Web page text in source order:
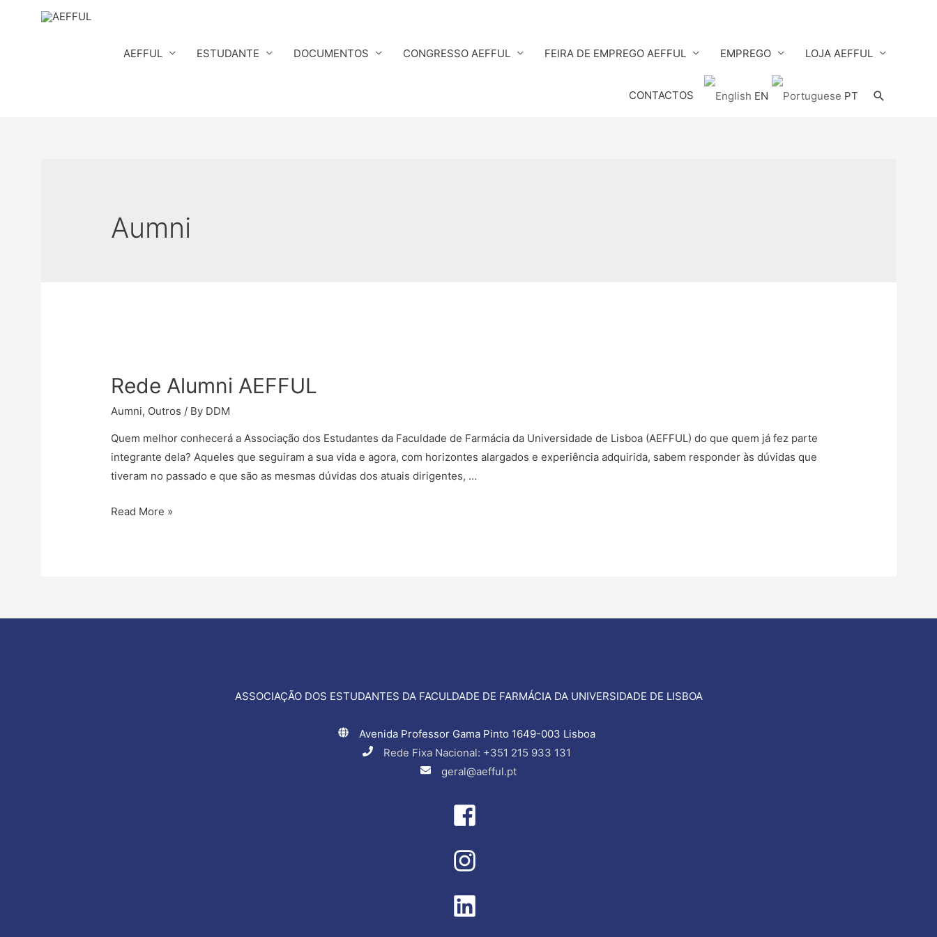
AEFFUL ESTUDANTE DOCUMENTOS CONGRESSO AEFFUL FEIRA DE EMPREGO AEFFUL EMPREGO LOJA AEFFUL
CONTACTOS EN PT Search
Aumni
Rede Alumni AEFFUL
Aumni, Outros / By DDM
Quem melhor conhecerá a Associação dos Estudantes da Faculdade de Farmácia da Universidade de Lisboa (AEFFUL) do que quem já fez parte
integrante dela? Aqueles que seguiram a sua vida e agora, com horizontes alargados e experiência adquirida, sabem responder às dúvidas que
tiveram no passado e que são as mesmas dúvidas dos atuais dirigentes, …
Rede
Read More »
ASSOCIAÇÃO DOS ESTUDANTES DA FACULDADE DE FARMÁCIA DA UNIVERSIDADE DE LISBOA
Avenida Professor Gama Pinto 1649-003 Lisboa
Rede Fixa Nacional: +351 215 933 131
geral@aefful.pt